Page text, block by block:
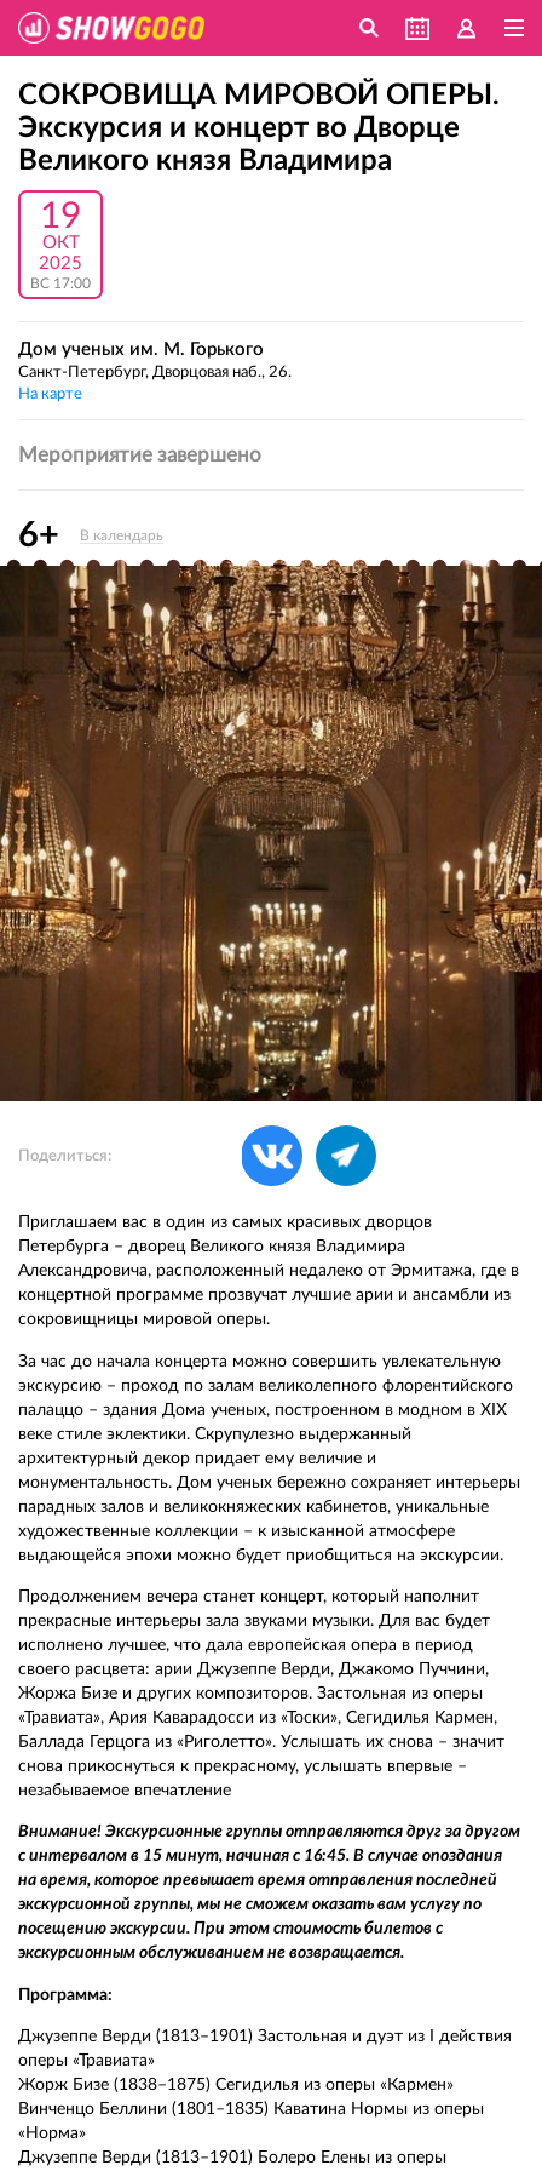
СОКРОВИЩА МИРОВОЙ ОПЕРЫ.
Экскурсия и концерт во Дворце
Великого князя Владимира
19
ОКТ
2025
ВС 17:00
Дом ученых им. М. Горького
Санкт-Петербург, Дворцовая наб., 26.
На карте
Мероприятие завершено
6+ В календарь
Поделиться:
Приглашаем вас в один из самых красивых дворцов
Петербурга – дворец Великого князя Владимира
Александровича, расположенный недалеко от Эрмитажа, где в
концертной программе прозвучат лучшие арии и ансамбли из
сокровищницы мировой оперы.
За час до начала концерта можно совершить увлекательную
экскурсию – проход по залам великолепного флорентийского
палаццо – здания Дома ученых, построенном в модном в XIX
веке стиле эклектики. Скрупулезно выдержанный
архитектурный декор придает ему величие и
монументальность. Дом ученых бережно сохраняет интерьеры
парадных залов и великокняжеских кабинетов, уникальные
художественные коллекции – к изысканной атмосфере
выдающейся эпохи можно будет приобщиться на экскурсии.
Продолжением вечера станет концерт, который наполнит
прекрасные интерьеры зала звуками музыки. Для вас будет
исполнено лучшее, что дала европейская опера в период
своего расцвета: арии Джузеппе Верди, Джакомо Пуччини,
Жоржа Бизе и других композиторов. Застольная из оперы
«Травиата», Ария Каварадосси из «Тоски», Сегидилья Кармен,
Баллада Герцога из «Риголетто». Услышать их снова – значит
снова прикоснуться к прекрасному, услышать впервые –
незабываемое впечатление
Внимание! Экскурсионные группы отправляются друг за другом
с интервалом в 15 минут, начиная с 16:45. В случае опоздания
на время, которое превышает время отправления последней
экскурсионной группы, мы не сможем оказать вам услугу по
посещению экскурсии. При этом стоимость билетов с
экскурсионным обслуживанием не возвращается.
Программа:
Джузеппе Верди (1813–1901) Застольная и дуэт из I действия
оперы «Травиата»
Жорж Бизе (1838–1875) Сегидилья из оперы «Кармен»
Винченцо Беллини (1801–1835) Каватина Нормы из оперы
«Норма»
Джузеппе Верди (1813–1901) Болеро Елены из оперы